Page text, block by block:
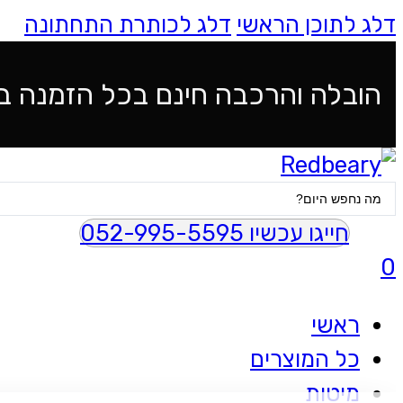
דלג לתוכן הראשי דלג לכותרת התחתונה
הובלה והרכבה חינם בכל הזמנה
Search
חייגו עכשיו 052-995-5595
0
ראשי
כל המוצרים
מיטות